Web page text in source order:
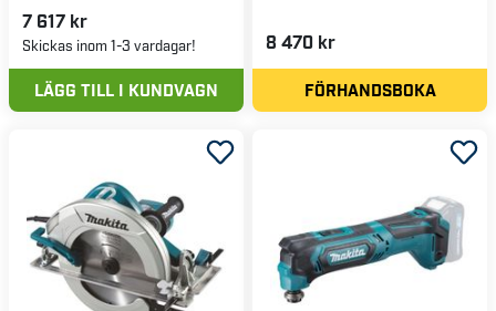
7 617 kr
Skickas inom 1-3 vardagar!
LÄGG TILL I KUNDVAGN
8 470 kr
FÖRHANDSBOKA